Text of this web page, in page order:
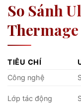
So Sánh
TIÊU CHÍ
Công nghệ
Lớp tác động